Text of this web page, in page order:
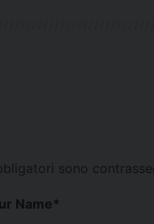
sono
Name*